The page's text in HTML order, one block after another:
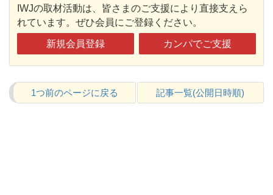
IWJの取材活動は、皆さまのご支援により直接支えら
れています。ぜひ会員にご登録ください。
新規会員登録 カンパでご支援
1つ前のページに戻る 記事一覧(公開日時順)